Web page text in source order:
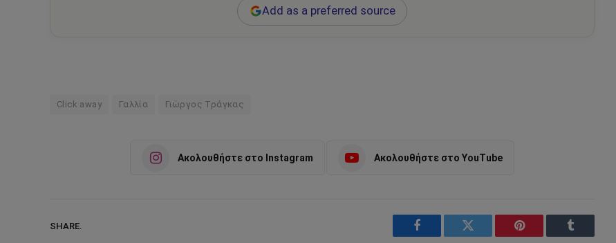
Add as a preferred source
Click away Γαλλία Γιώργος Τράγκας
Ακολουθήστε στο Instagram Ακολουθήστε στο YouTube
SHARE.
Facebook Twitter Pinterest Tumblr